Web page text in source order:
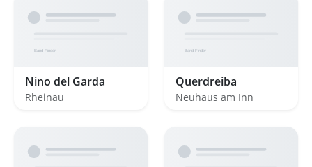
Nino del Garda
Rheinau
Querdreiba
Neuhaus am Inn